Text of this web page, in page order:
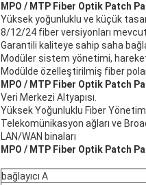
MPO / MTP Fiber Optik Patch
Yüksek yoğunluklu ve küçük
8/12/24 fiber versiyonları
Garantili kaliteye sahip saha
Modüler sistem yönetimi,
Modülde özelleştirilmiş fiber
MPO / MTP Fiber Optik Patch
Veri Merkezi Altyapısı.
Yüksek Yoğunluklu Fiber
Telekomünikasyon ağları ve
LAN/WAN binaları
MPO / MTP Fiber Optik Patch
bağlayıcı A